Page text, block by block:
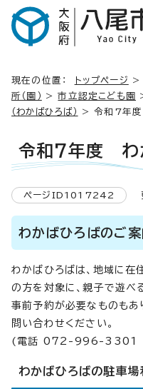
現在の位置： トップページ
所（園）
>市立認定こども園
（わかばひろば）
> 令和7年度
令和7年度 わ
ページID1017242
わかばひろばのご案
わかばひろばは、地域に在
の方を対象に、親子で遊べ
事前予約が必要なものもあ
問い合わせください。
(電話 072-996-3301
わかばひろばの駐車場